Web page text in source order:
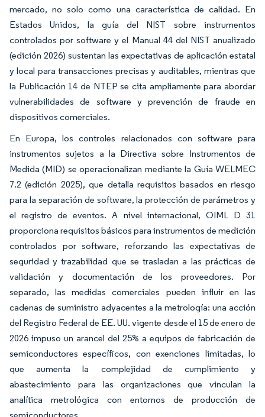
mercado, no solo como una característica de calidad. En
Estados Unidos, la guía del NIST sobre instrumentos
controlados por software y el Manual 44 del NIST anualizado
(edición 2026) sustentan las expectativas de aplicación estatal
y local para transacciones precisas y auditables, mientras que
la Publicación 14 de NTEP se cita ampliamente para abordar
vulnerabilidades de software y prevención de fraude en
dispositivos comerciales.
En Europa, los controles relacionados con software para
instrumentos sujetos a la Directiva sobre Instrumentos de
Medida (MID) se operacionalizan mediante la Guía WELMEC
7.2 (edición 2025), que detalla requisitos basados en riesgo
para la separación de software, la protección de parámetros y
el registro de eventos. A nivel internacional, OIML D 31
proporciona requisitos básicos para instrumentos de medición
controlados por software, reforzando las expectativas de
seguridad y trazabilidad que se trasladan a las prácticas de
validación y documentación de los proveedores. Por
separado, las medidas comerciales pueden influir en las
cadenas de suministro adyacentes a la metrología: una acción
del Registro Federal de EE. UU. vigente desde el 15 de enero de
2026 impuso un arancel del 25% a equipos de fabricación de
semiconductores específicos, con exenciones limitadas, lo
que aumenta la complejidad de cumplimiento y
abastecimiento para las organizaciones que vinculan la
analítica metrológica con entornos de producción de